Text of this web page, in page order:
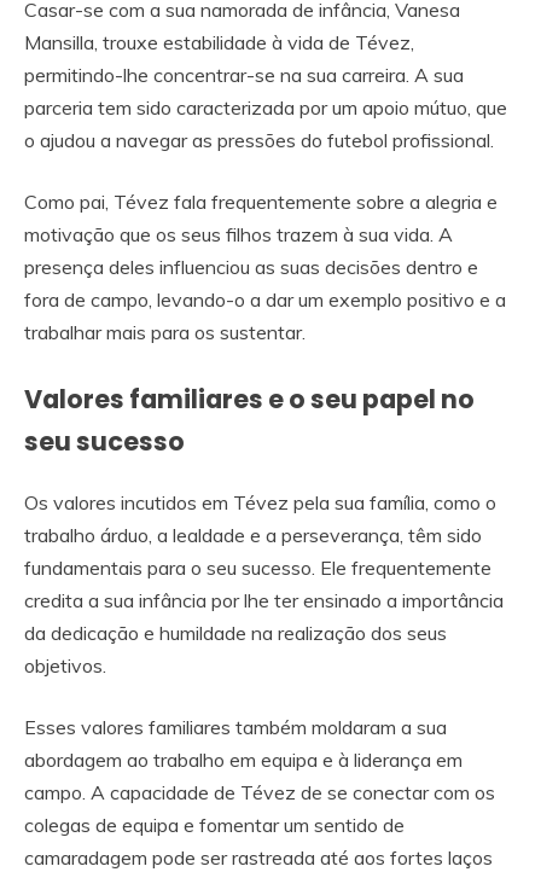
Casar-se com a sua namorada de infância, Vanesa
Mansilla, trouxe estabilidade à vida de Tévez,
permitindo-lhe concentrar-se na sua carreira. A sua
parceria tem sido caracterizada por um apoio mútuo, que
o ajudou a navegar as pressões do futebol profissional.
Como pai, Tévez fala frequentemente sobre a alegria e
motivação que os seus filhos trazem à sua vida. A
presença deles influenciou as suas decisões dentro e
fora de campo, levando-o a dar um exemplo positivo e a
trabalhar mais para os sustentar.
Valores familiares e o seu papel no
seu sucesso
Os valores incutidos em Tévez pela sua família, como o
trabalho árduo, a lealdade e a perseverança, têm sido
fundamentais para o seu sucesso. Ele frequentemente
credita a sua infância por lhe ter ensinado a importância
da dedicação e humildade na realização dos seus
objetivos.
Esses valores familiares também moldaram a sua
abordagem ao trabalho em equipa e à liderança em
campo. A capacidade de Tévez de se conectar com os
colegas de equipa e fomentar um sentido de
camaradagem pode ser rastreada até aos fortes laços